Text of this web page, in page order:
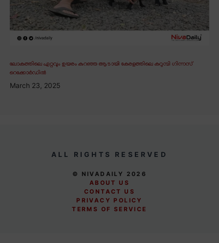
ലോകത്തിലെ ഏറ്റവും ഉയരം കുറഞ്ഞ ആടായി കേരളത്തിലെ കറുമ്പി ഗിന്നസ്
റെക്കോർഡിൽ
March 23, 2025
ALL RIGHTS RESERVED
© NIVADAILY 2026
ABOUT US
CONTACT US
PRIVACY POLICY
TERMS OF SERVICE